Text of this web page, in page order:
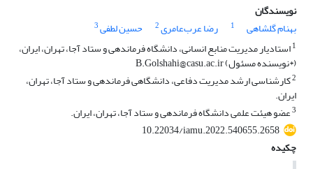
نویسندگان
بهنام گلشاهی
1 رضا عرب‌عامری2 حسین لطفی3
1استادیار مدیریت منابع انسانی، دانشگاه فرماندهی و ستاد آجا، تهران، ایران،
(*نویسنده مسئول) B.Golshahi@casu.ac.ir
2کارشناسی ارشد مدیریت دفاعی، دانشگاهی فرماندهی و ستاد آجا، تهران،
ایران.
3عضو هیئت علمی دانشگاه فرماندهی و ستاد آجا، تهران، ایران.
10.22034/iamu.2022.540655.2658
چکیده